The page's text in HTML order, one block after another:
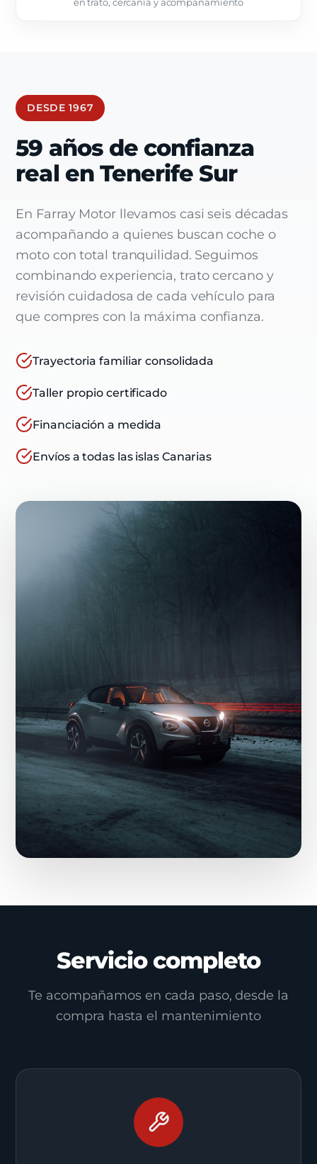
DESDE 1967
59 años de confianza
real en Tenerife Sur
En Farray Motor llevamos casi seis décadas
acompañando a quienes buscan coche o
moto con total tranquilidad. Seguimos
combinando experiencia, trato cercano y
revisión cuidadosa de cada vehículo para
que compres con la máxima confianza.
Trayectoria familiar consolidada
Taller propio certificado
Financiación a medida
Envíos a todas las islas Canarias
Servicio completo
Te acompañamos en cada paso, desde la
compra hasta el mantenimiento